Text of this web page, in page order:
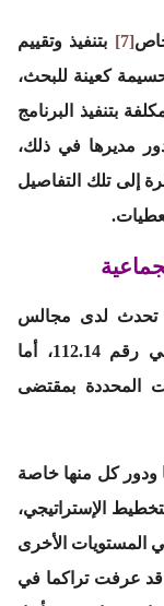
[7]
بتنفيذ وتقييم
كعينة للبحث،
بتنفيذ البرنامج
مديرها في ذلك،
إلى تلك التفاصيل
تحدث لدى مجالس
العمالات والأقاليم بموجب القانون التنظيمي رقم 112.14، أما
المحددة بمقتضى
ودور كل منها خاصة
الإستراتيجي،
المستويات الأخرى
قد عرفت تراكما في